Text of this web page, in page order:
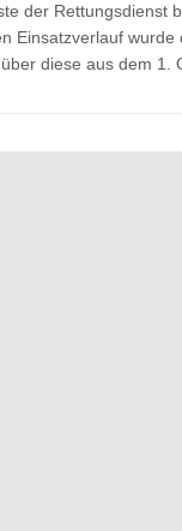
der Rettungsdienst
Einsatzverlauf wurde
diese aus dem 1.